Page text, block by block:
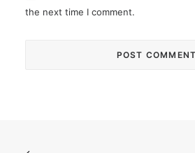
the next time I comment.